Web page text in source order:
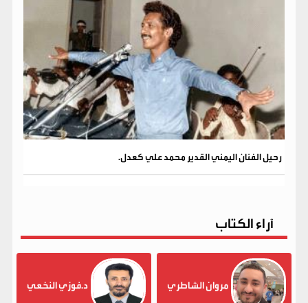
رحيل الفنان اليمني القدير محمد علي كعدل.
آراء الكتاب
مروان الشاطري د.فوزي النخعي